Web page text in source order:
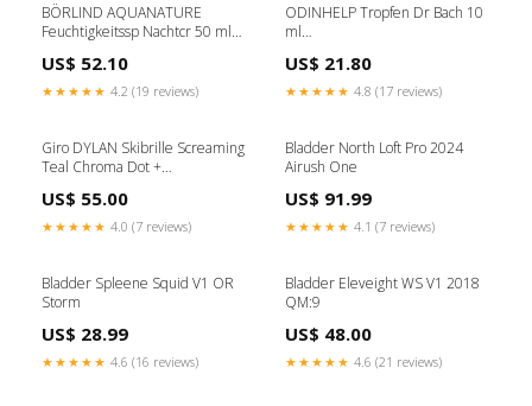
BÖRLIND AQUANATURE
Feuchtigkeitssp Nachtcr 50 ml
US$ 52.10
★★★★★ 4.2 (19 reviews)
ODINHELP Tropfen Dr Bach 10
ml
US$ 21.80
★★★★★ 4.8 (17 reviews)
Giro DYLAN Skibrille Screaming
Teal Chroma Dot +
US$ 55.00
★★★★★ 4.0 (7 reviews)
Bladder North Loft Pro 2024
Airush One
US$ 91.99
★★★★★ 4.1 (7 reviews)
Bladder Spleene Squid V1 OR
Storm
US$ 28.99
★★★★★ 4.6 (16 reviews)
Bladder Eleveight WS V1 2018
QM:9
US$ 48.00
★★★★★ 4.6 (21 reviews)